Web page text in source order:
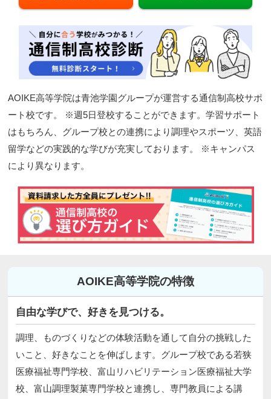
AOIKE高等学院は青池学園グループが運営する通信制高校サポ
ート校です。 ※週5日登校することができます。学習サポート
はもちろん、グループ校との連携により調理やスポーツ、英語
留学などの実践的な学びが充実しております。 ※キャンパス
により異なります。
AOIKE高等学院の特徴
自由な学びで、好きを見つける。
調理、ものづくりなどの体験活動を通して自分の挑戦した
いこと、好きなことを伸ばします。グループ校である若狭
医療福祉専門学校、富山リハビリテーション医療福祉大学
校、富山調理製菓専門学校と連携し、専門教員による講